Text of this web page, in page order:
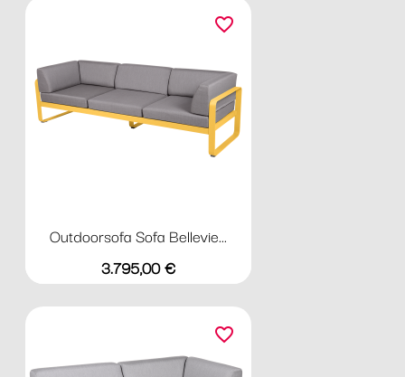
Outdoorsofa Sofa Bellevie...
Preis
3.795,00 €
favorite_border
favorite_border